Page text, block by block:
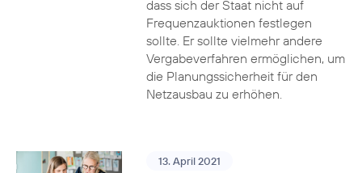
dass sich der Staat nicht auf
Frequenzauktionen festlegen
sollte. Er sollte vielmehr andere
Vergabeverfahren ermöglichen, um
die Planungssicherheit für den
Netzausbau zu erhöhen.
13. April 2021